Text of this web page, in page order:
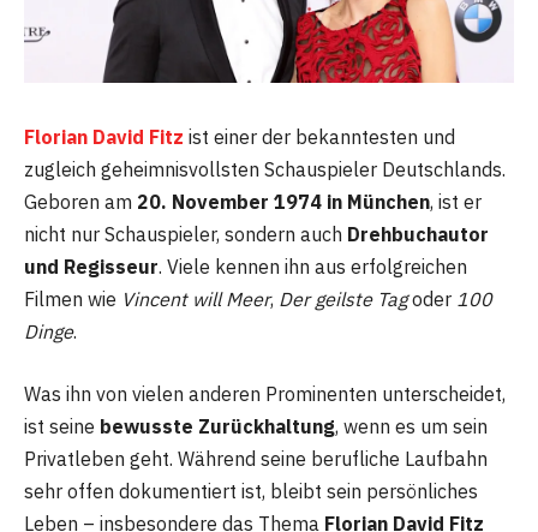
Florian David Fitz ist einer der bekanntesten und
zugleich geheimnisvollsten Schauspieler Deutschlands.
Geboren am 20. November 1974 in München, ist er
nicht nur Schauspieler, sondern auch Drehbuchautor
und Regisseur. Viele kennen ihn aus erfolgreichen
Filmen wie Vincent will Meer, Der geilste Tagoder 100
Dinge.
Was ihn von vielen anderen Prominenten unterscheidet,
ist seine bewusste Zurückhaltung, wenn es um sein
Privatleben geht. Während seine berufliche Laufbahn
sehr offen dokumentiert ist, bleibt sein persönliches
Leben – insbesondere das Thema Florian David Fitz